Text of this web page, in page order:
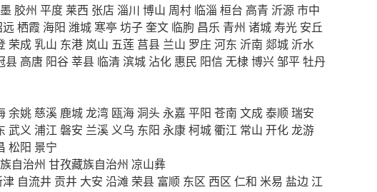
胶州 平度 莱西 张店 淄川 博山 周村 临淄 桓台 高青 沂源市中
栖霞 海阳 潍城 寒亭 坊子奎文 临朐 昌乐 青州 诸城寿光 安丘
荣成乳山 东港 岚山 五莲 莒县 兰山 罗庄河东 沂南 郯城 沂水
县 高唐 阳谷莘县 临清滨城 沾化 惠民 阳信无棣博兴邹平牡丹
余姚 慈溪 鹿城龙湾 瓯海洞头 永嘉 平阳 苍南 文成泰顺瑞安
武义 浦江 磐安 兰溪 义乌 东阳 永康柯城衢江 常山 开化龙游
松阳 景宁
自治州 甘孜藏族自治州 凉山彝
自流井 贡井 大安 沿滩 荣县 富顺 东区 西区 仁和 米易 盐边 江